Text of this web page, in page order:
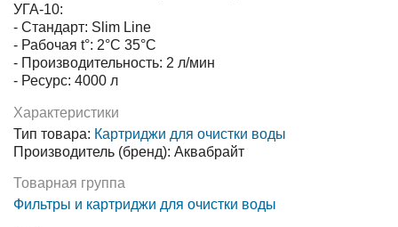
УГА-10:
- Стандарт: Slim Line
- Рабочая t°: 2°С 35°С
- Производительность: 2 л/мин
- Ресурс: 4000 л
Характеристики
Тип товара: Картриджи для очистки воды
Производитель (бренд): Аквабрайт
Товарная группа
Фильтры и картриджи для очистки воды